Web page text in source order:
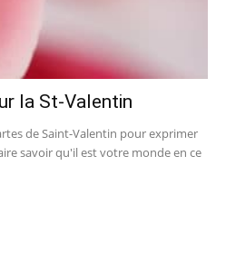
la St-Valentin
de Saint-Valentin pour exprimer
savoir qu'il est votre monde en ce